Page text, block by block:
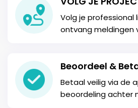
Volg je professional
ontvang meldingen
Beoordeel &
Betaal veilig via de
beoordeling achter